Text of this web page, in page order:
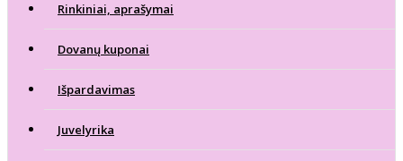
Rinkiniai, aprašymai
Dovanų kuponai
Išpardavimas
Juvelyrika